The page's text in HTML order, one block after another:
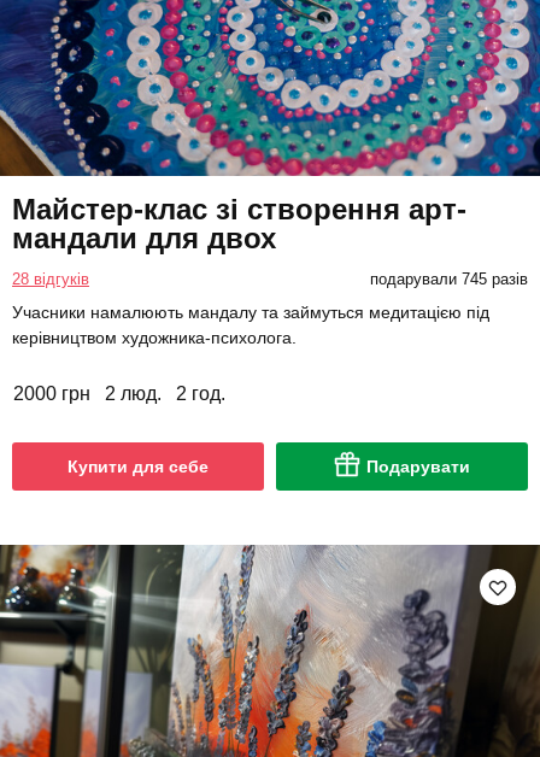
Майстер-клас зі створення арт-
мандали для двох
28 відгуків подарували 745 разів
Учасники намалюють мандалу та займуться медитацією під
керівництвом художника-психолога.
2000 грн 2 люд. 2 год.
Купити для себе Подарувати